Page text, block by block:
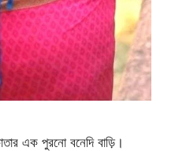
এক পুরনো বনেদি বাড়ি।